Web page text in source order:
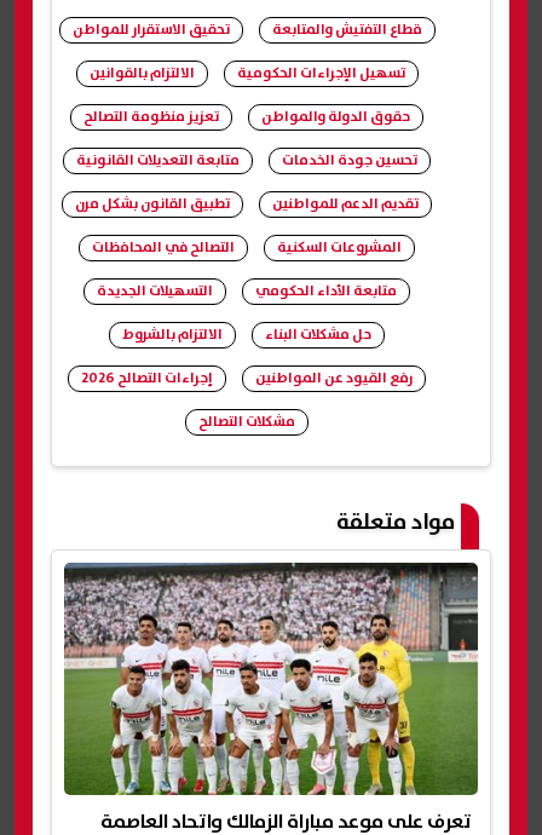
قطاع التفتيش والمتابعة
تحقيق الاستقرار للمواطن
تسهيل الإجراءات الحكومية
الالتزام بالقوانين
حقوق الدولة والمواطن
تعزيز منظومة التصالح
تحسين جودة الخدمات
متابعة التعديلات القانونية
تقديم الدعم للمواطنين
تطبيق القانون بشكل مرن
المشروعات السكنية
التصالح في المحافظات
متابعة الأداء الحكومي
التسهيلات الجديدة
حل مشكلات البناء
الالتزام بالشروط
رفع القيود عن المواطنين
إجراءات التصالح 2026
مشكلات التصالح
مواد متعلقة
تعرف على موعد مباراة الزمالك واتحاد العاصمة